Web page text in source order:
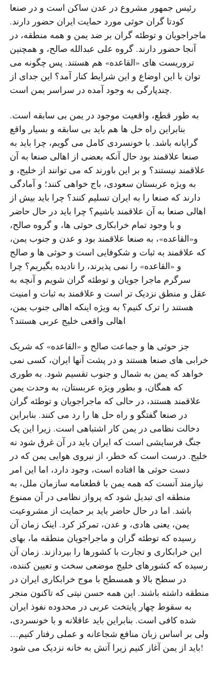
رئیس جمهور مشروع در عدن ساکن است و در صنعا
کودتا گران حوثی مورد حمایت ایران حضور دارند.
ماجراجویان و توطئه گران بر ضد یمن و همه منطقه، در
آنجا حضور دارند. گروه علی عبدالله صالح، و همچنین
تروریست های «القاعده» هم هستند. پس چگونه می
توان با این اوضاع و این شرایط کنار آمد؟ این جدای از
چندپارگی به وجود آمده در سراسر یمن است.
به طور قطع، واقعیت موجود در یمن بی سابقه است.
بنابراین راه حل ها هم باید بی سابقه و بسیار واقع
گرایانه باشد. با خونسردی کامل می گویم، چرا باید به
صنعا علاقمند بود حال آنکه بعضی از اهالی صنعا به آن
علاقمند نیستند؟ و بر این باورند که می توانند از خلیج، و
به ویژه عربستان سعودی، باج خواهی کنند؛ و آمادگی
دارند که صنعا را به ایران تسلیم کنند؟ چرا باید بیش از
اهالی صنعا به آن علاقمند باشیم؟ چرا باید در حال حاضر
و با وجود تمام خرابکاری حوثی ها، و گروه صالح،
و«القاعده»، به صنعا علاقمند بود و عدن و جنوب یمن،
که علاقمند به ثبات و شکوفایی است و حوثی ها و صالح
و «القاعده» را نمی پذیرند، را نادیده بگیریم؟ چرا
سرگرم ماجرا جویان و توطئه گران شویم و آنچه به
عقل و منطق نزدیک تر است و علاقمند به ثبات و امنیت
هستند را ترک کنیم؟ به ویژه اینکه اهالی جنوب یمن،
اهالی واقعی خلیج عربی هستند؟
جز حوثی ها و جماعت صالح و «القاعده» که شریک
خرابی های صنعا هستند و در پشت آنها ایران، کسی نمی
خواهد که یمن به شمال و جنوب تقسیم شود. به طوری
که همگان، و بطور ویژه عربستان، به وحدت یمن
علاقمند هستند، در حالی که ماجراجویان و توطئه گران
در صنعا گفتگو و راه حل ها را رد می کنند. بنابراین
دخالت نظامی در یمن کار اشتباهی است. زیرا این یک
جنگ فرسایشی است که ایران باید در آن غرق شود نه
خلیج. درست است که خطر، از نیروی هوایی یمن که در
دست حوثی ها افتاده است، وجود دارد، اما این امر
نیازمند آنست که همه یمن با قطعنامه سازمان ملل، به
منطقه ای تبدیل شود که پرواز نظامی در آن ممنوع
باشد. اما در حال حاضر باید بر حمایت از مشروعیت
یمن، یعنی هادی، و عدن، تمرکز کرد. اینک زمان آن
رسیده که توطئه گران و ماجراجویان منطقه ما، بهای
این خرابکاری و تجارت با کشورها را بپردازند. زمان آن
رسیده که کشورهای خلیج موضعی سخت و تعیین کننده،
در سطح بالا و همسطح با موج خرابکاری ایران در
منطقه داشته باشند. این همه حسن نیتی که تاکنون منجر
به سقوط چهار پایتخت عربی در محدوده نفوذ ایران
شده کافی است. بنابراین باید عاقلانه و با خونسردی،
ولی بر اساس زبان منافع شجاعانه و عملی رفتار کنیم…
باید از یمن آغاز کنیم زیرا آتش به خانه نزدیک می شود!